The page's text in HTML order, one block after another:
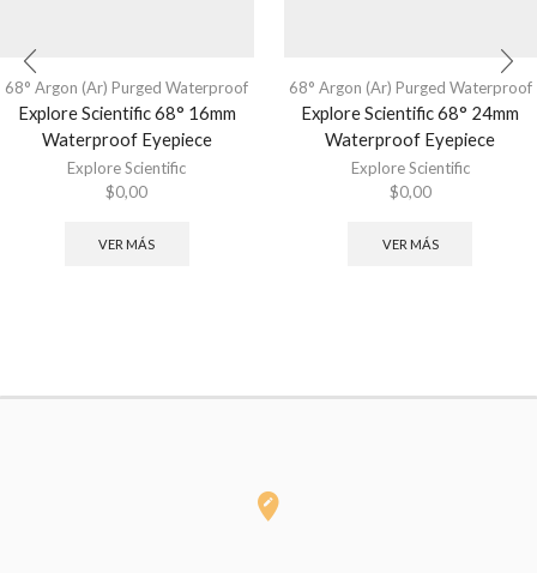
68° Argon (Ar) Purged Waterproof
Explore Scientific 68° 16mm
Waterproof Eyepiece
Explore Scientific
$0,00
VER MÁS
68° Argon (Ar) Purged Waterproof
Explore Scientific 68° 24mm
Waterproof Eyepiece
Explore Scientific
$0,00
VER MÁS